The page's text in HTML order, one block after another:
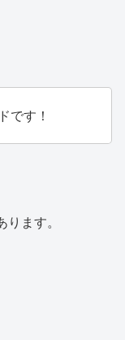
です！
ます。